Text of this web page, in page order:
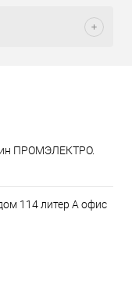
ПРОМЭЛЕКТРО.
114 литер А офис